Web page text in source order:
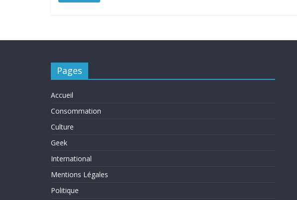
Pages
Accueil
Consommation
Culture
Geek
International
Mentions Légales
Politique